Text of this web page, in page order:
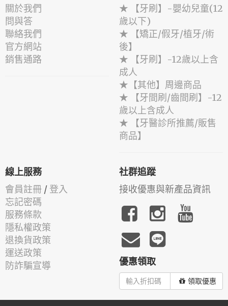
關於我們
問與答
聯絡我們
官方網站
銷售通路
★ 【牙刷】-嬰幼兒童(12
歲以下)
★ 【矯正/假牙/植牙/術
後】
★ 【牙刷】-12歲以上含
成人
★【其他】周邊商品
★ 【牙間刷/齒間刷】-12
歲以上含成人
★ 【牙醫診所推薦/販售
商品】
線上服務
會員註冊 / 登入
忘記密碼
服務條款
隱私權政策
退換貨政策
運送政策
防詐騙宣導
社群追蹤
接收優惠與新產品資訊
優惠領取
領取優惠